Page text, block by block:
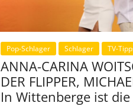
Pop-Schlager Schlager TV-
ANNA-CARINA
DER FLIPPER,
In Wittenberge ist